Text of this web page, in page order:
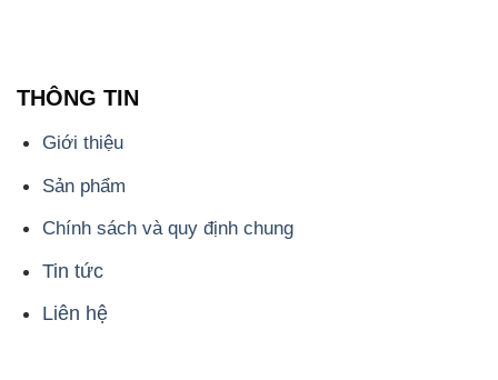
THÔNG TIN
Giới thiệu
Sản phẩm
Chính sách và quy định chung
Tin tức
Liên hệ